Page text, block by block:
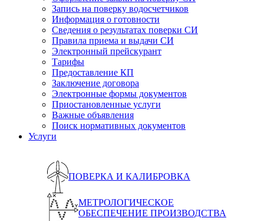
Запись на поверку водосчетчиков
Информация о готовности
Сведения о результатах поверки СИ
Правила приема и выдачи СИ
Электронный прейскурант
Тарифы
Предоставление КП
Заключение договора
Электронные формы документов
Приостановленные услуги
Важные объявления
Поиск нормативных документов
Услуги
ПОВЕРКА И КАЛИБРОВКА
МЕТРОЛОГИЧЕСКОЕ
ОБЕСПЕЧЕНИЕ ПРОИЗВОДСТВА